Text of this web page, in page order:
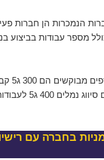
הנמכרות הן חברות
מספר עבודות בביצוע
400 ג5 לעבודות נמלים.
בחברה עם